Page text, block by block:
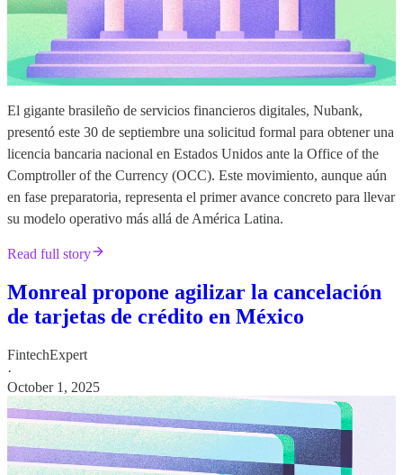
El gigante brasileño de servicios financieros digitales, Nubank,
presentó este 30 de septiembre una solicitud formal para obtener una
licencia bancaria nacional en Estados Unidos ante la Office of the
Comptroller of the Currency (OCC). Este movimiento, aunque aún
en fase preparatoria, representa el primer avance concreto para llevar
su modelo operativo más allá de América Latina.
Read full story
Monreal propone agilizar la cancelación
de tarjetas de crédito en México
FintechExpert
·
October 1, 2025